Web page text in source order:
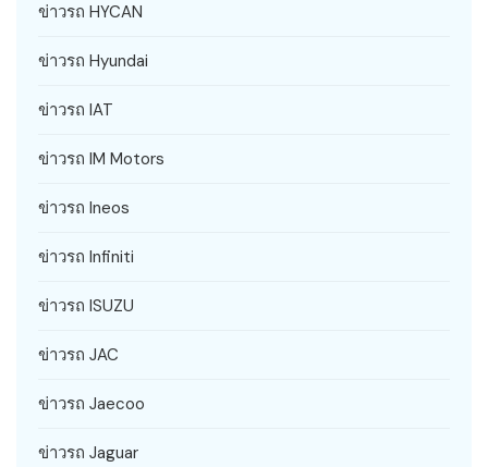
ข่าวรถ HYCAN
ข่าวรถ Hyundai
ข่าวรถ IAT
ข่าวรถ IM Motors
ข่าวรถ Ineos
ข่าวรถ Infiniti
ข่าวรถ ISUZU
ข่าวรถ JAC
ข่าวรถ Jaecoo
ข่าวรถ Jaguar